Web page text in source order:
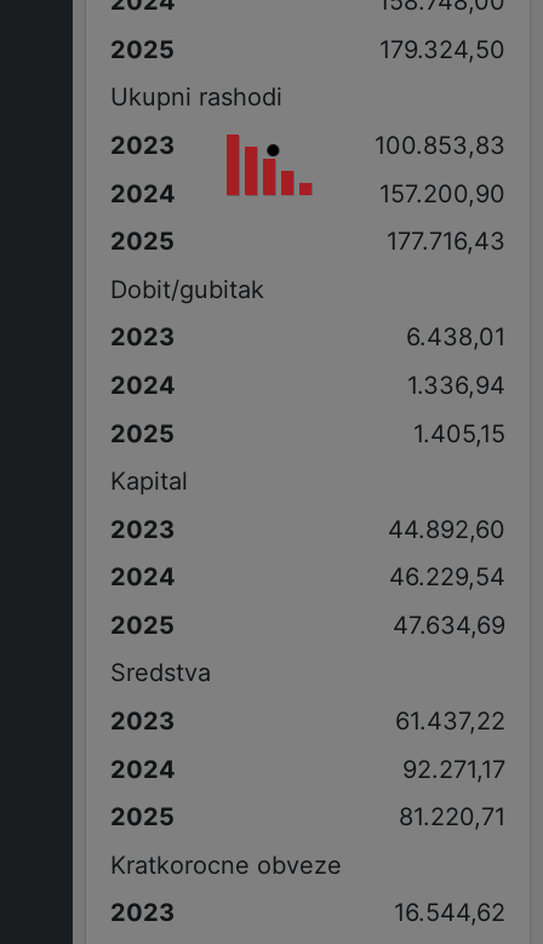
179.324,50
Ukupni rashodi
100.853,83
157.200,90
177.716,43
Dobit/gubitak
6.438,01
1.336,94
1.405,15
Kapital
44.892,60
46.229,54
47.634,69
Sredstva
61.437,22
92.271,17
81.220,71
Kratkorocne obveze
16.544,62